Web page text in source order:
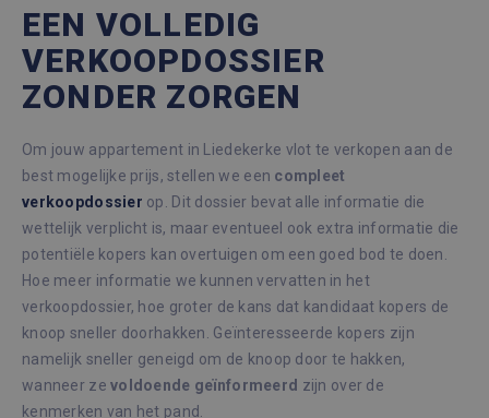
EEN VOLLEDIG
VERKOOPDOSSIER
ZONDER ZORGEN
Om jouw appartement in Liedekerke vlot te verkopen aan de
best mogelijke prijs, stellen we een compleet
verkoopdossier op. Dit dossier bevat alle informatie die
wettelijk verplicht is, maar eventueel ook extra informatie die
potentiële kopers kan overtuigen om een goed bod te doen.
Hoe meer informatie we kunnen vervatten in het
verkoopdossier, hoe groter de kans dat kandidaat kopers de
knoop sneller doorhakken. Geïnteresseerde kopers zijn
namelijk sneller geneigd om de knoop door te hakken,
wanneer zevoldoende geïnformeerd zijn over de
kenmerken van het pand.